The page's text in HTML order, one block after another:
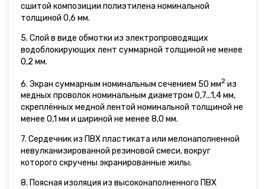
сшитой композиции полиэтилена номинальной
толщиной 0,6 мм.
5. Слой в виде обмотки из электропроводящих
водоблокирующих лент суммарной толщиной не менее
0,2 мм.
6. Экран суммарным номинальным сечением 50 мм2 из
медных проволок номинальным диаметром 0,7...1,4 мм,
скреплённых медной лентой номинальной толщиной не
менее 0,1 мм и шириной не менее 8,0 мм.
7. Сердечник из ПВХ пластиката или мелонаполненной
невулканизированной резиновой смеси, вокруг
которого скручены экранированные жилы.
8. Поясная изоляция из высоконаполненного ПВХ